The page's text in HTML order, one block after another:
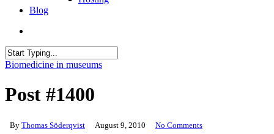
Blog
Close
Biomedicine in museums
Post #1400
By Thomas Söderqvist August 9, 2010 No Comments